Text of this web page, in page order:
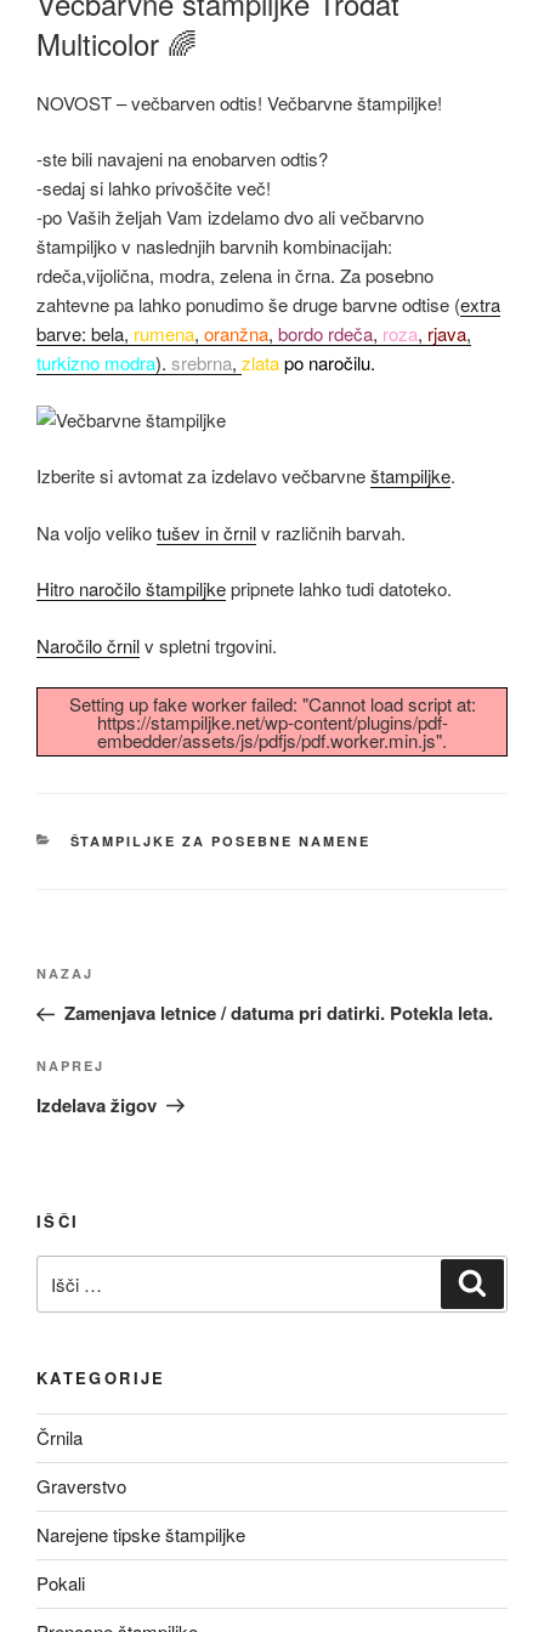
Multicolor 🌈
NOVOST – večbarven odtis! Večbarvne štampiljke!
-ste bili navajeni na enobarven odtis?
-sedaj si lahko privoščite več!
-po Vaših željah Vam izdelamo dvo ali večbarvno
štampiljko v naslednjih barvnih kombinacijah:
rdeča,vijolična, modra, zelena in črna. Za posebno
zahtevne pa lahko ponudimo še drugebarvneodtise (extra
barve: bela, rumena, oranžna, bordo rdeča, roza, rjava,
turkizno modra). srebrna, zlatapo naročilu.
Izberite si avtomat za izdelavo večbarvneštampiljke.
Na voljo velikotušev in črnilv različnih barvah.
Hitro naročilo štampiljkepripnete lahko tudi datoteko.
Naročilo črnilv spletni trgovini.
Setting up fake worker failed: "Cannot load script at:
https://stampiljke.net/wp-content/plugins/pdf-
embedder/assets/js/pdfjs/pdf.worker.min.js".
KATEGORIJE
ŠTAMPILJKE ZA POSEBNE NAMENE
Navigacija
Prejšnji
prispevek
NAZAJ
Zamenjava letnice / datuma pri datirki. Potekla leta.
Naslednji
prispevek
NAPREJ
Izdelava žigov
IŠČI
KATEGORIJE
Črnila
Graverstvo
Narejene tipske štampiljke
Pokali